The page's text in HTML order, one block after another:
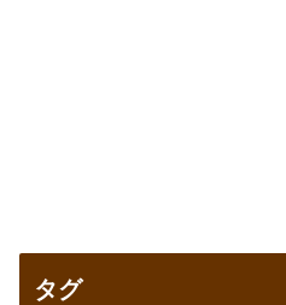
タグ